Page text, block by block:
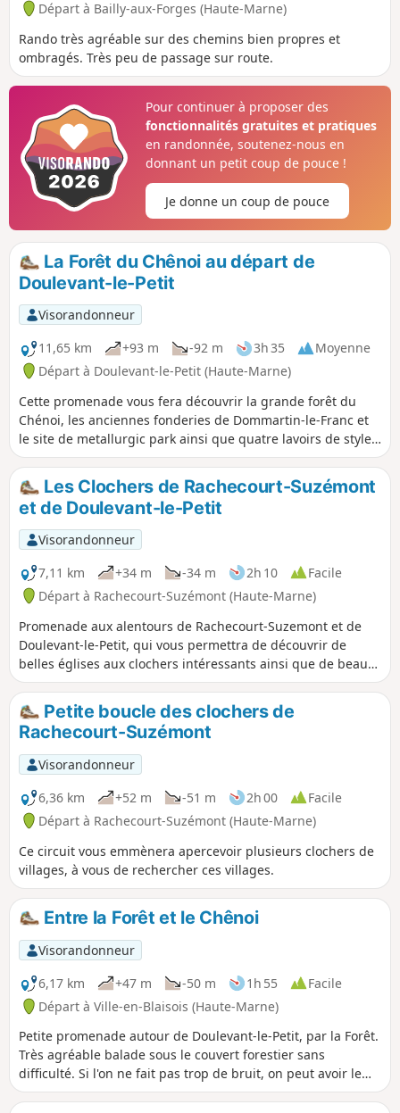
Départ à Bailly-aux-Forges (Haute-Marne)
Rando très agréable sur des chemins bien propres et
ombragés. Très peu de passage sur route.
Pour continuer à proposer des
fonctionnalités gratuites et pratiques
en randonnée, soutenez-nous en
donnant un petit coup de pouce !
Je donne un coup de pouce
La Forêt du Chênoi au départ de
Doulevant-le-Petit
Visorandonneur
11,65 km
+93 m -92 m 3h 35
Moyenne
Départ à Doulevant-le-Petit (Haute-Marne)
Cette promenade vous fera découvrir la grande forêt du
Chénoi, les anciennes fonderies de Dommartin-le-Franc et
le site de metallurgic park ainsi que quatre lavoirs de styles
différents.
Les Clochers de Rachecourt-Suzémont
et de Doulevant-le-Petit
Visorandonneur
7,11 km
+34 m -34 m 2h 10
Facile
Départ à Rachecourt-Suzémont (Haute-Marne)
Promenade aux alentours de Rachecourt-Suzemont et de
Doulevant-le-Petit, qui vous permettra de découvrir de
belles églises aux clochers intéressants ainsi que de beaux
lavoirs.
Petite boucle des clochers de
Rachecourt-Suzémont
Visorandonneur
6,36 km
+52 m -51 m 2h 00
Facile
Départ à Rachecourt-Suzémont (Haute-Marne)
Ce circuit vous emmènera apercevoir plusieurs clochers de
villages, à vous de rechercher ces villages.
Entre la Forêt et le Chênoi
Visorandonneur
6,17 km
+47 m -50 m 1h 55
Facile
Départ à Ville-en-Blaisois (Haute-Marne)
Petite promenade autour de Doulevant-le-Petit, par la Forêt.
Très agréable balade sous le couvert forestier sans
difficulté. Si l'on ne fait pas trop de bruit, on peut avoir le
plaisir de rencontrer des chevreuils qui sont nombreux